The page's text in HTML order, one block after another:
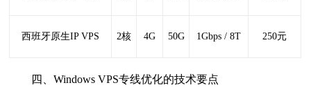
西班牙原生IP VPS 2核 4G 50G 1Gbps / 8T 250元
四、Windows VPS专线优化的技术要点